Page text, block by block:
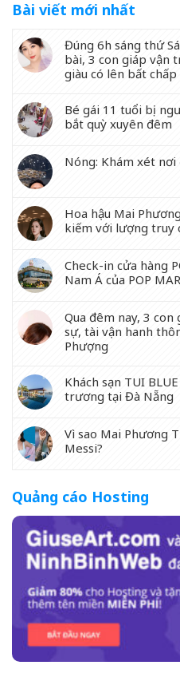
Bài viết mới nhất
Đúng 6h sáng thứ
bài, 3 con giáp vận
giàu có lên bất chấp
Bé gái 11 tuổi bị
bắt quỳ xuyên đêm
Nóng: Khám xét
Hoa hậu Mai
kiếm với lượng truy
Check-in cửa hàng
Nam Á của POP
Qua đêm nay, 3
sự, tài vận hanh
Phượng
Khách sạn TUI
trương tại Đà Nẵng
Vì sao Mai Phương
Messi?
Quảng cáo Hosting